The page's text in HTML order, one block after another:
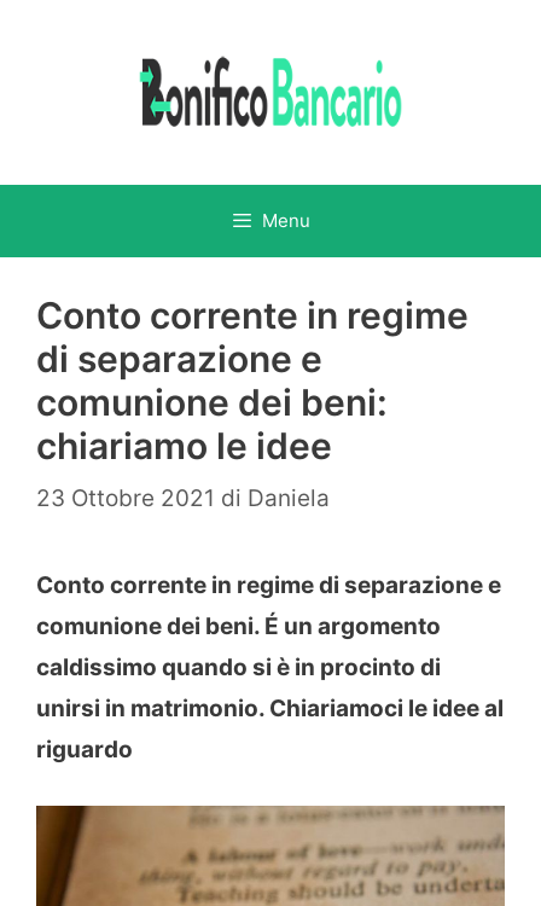
Menu
Conto corrente in regime
di separazione e
comunione dei beni:
chiariamo le idee
23 Ottobre 2021 di Daniela
Conto corrente in regime di separazione e
comunione dei beni. É un argomento
caldissimo quando si è in procinto di
unirsi in matrimonio. Chiariamoci le idee al
riguardo